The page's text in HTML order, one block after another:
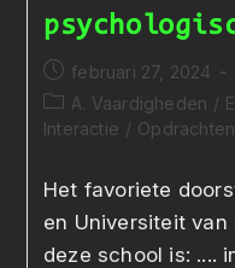
Bericht
gepubliceerd
op:
februari 27, 2024
Berichtcategorie:
A. Vaardigheden /
Interactie / Opdrachten
Het favoriete
en Universiteit
deze school is: ....